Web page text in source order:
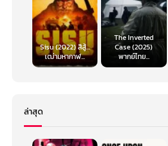
Sisu (2022) สิสู้…
เฒ่ามหากาฬ...
The Inverted
Case (2025)
พากย์ไทย...
ล่าสุด